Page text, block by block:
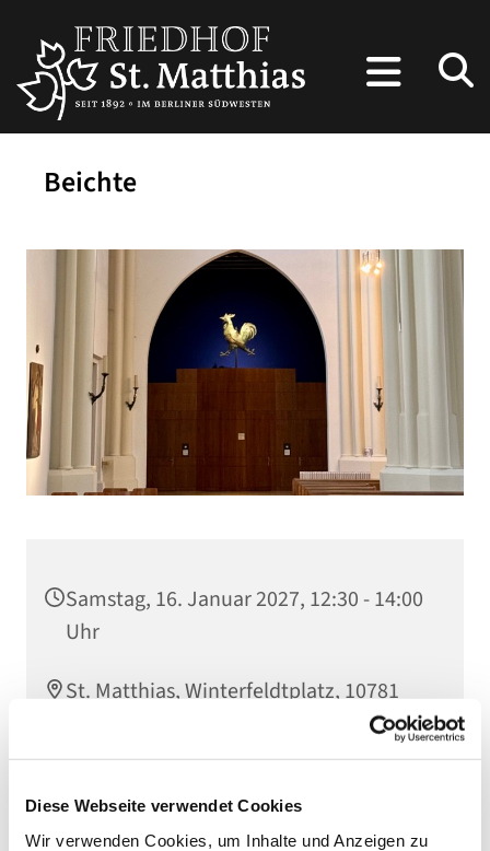
Diese Webseite verwendet Cookies
Wir verwenden Cookies, um Inhalte und Anzeigen zu
Beichte
Samstag, 16. Januar 2027, 12:30 - 14:00
Uhr
St. Matthias, Winterfeldtplatz, 10781